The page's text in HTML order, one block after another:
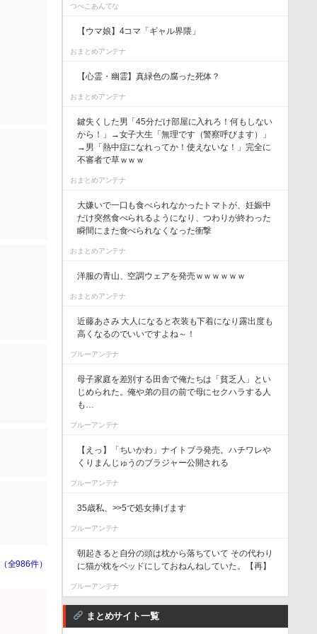
全986件）
つべこあんてな
【ウマ娘】4コマ「ギャル界隈」
おまとめアンテナ
【心霊・幽霊】真緑色の腐った死体？
おまとめアンテナ
鍵失くした男「45分だけ部屋に入れろ！何もしない
から！」→女子大生「無理です（警察呼びます）」
→男「熱中症になれってか！使えないな！」完全に
不審者で草ｗｗｗ
おまとめアンテナ
大嫌いで一口も食べられなかったトマトが、妊娠中
だけ突然食べられるようになり、つわりが終わった
瞬間にまた食べられなくなった衝撃
おまとめアンテナ
洋服の青山、空調ウェアを発売ｗｗｗｗｗｗ
おまとめアンテナ
近藤あさみ 大人になると衣装も下着になり露出度も
高くなるのでいいですよね～！
ブルーアンテナ
母子家庭を差別する田舎で俺たちは「貧乏人」とい
じめられた。俺や弟の目の前で母にセクハラする人
も…
ブルーアンテナ
【えっ】「ちいかわ」ナイトブラ発売。ハチワレや
くりまんじゅうのブラジャー公開される
ブルーアンテナ
35歳私、>>5で処女捧げます
ブルーアンテナ
朝起きると自分の頭は枕から落ちていて その代わり
に猫が枕をベッドにしておねんねしていた。【再】
ブルーアンテナ
まとめサイト一覧